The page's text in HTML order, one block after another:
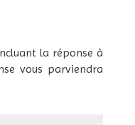
la réponse à
vous parviendra